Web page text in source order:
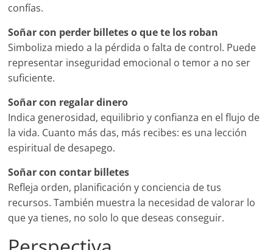
confías.
Soñar con perder billetes o que te los roban
Simboliza miedo a la pérdida o falta de control. Puede
representar inseguridad emocional o temor a no ser
suficiente.
Soñar con regalar dinero
Indica generosidad, equilibrio y confianza en el flujo de
la vida. Cuanto más das, más recibes: es una lección
espiritual de desapego.
Soñar con contar billetes
Refleja orden, planificación y conciencia de tus
recursos. También muestra la necesidad de valorar lo
que ya tienes, no solo lo que deseas conseguir.